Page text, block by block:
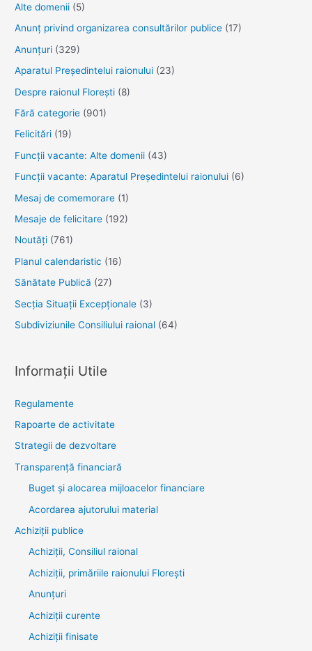
combatere
SIDA-
2025
cu
tema:
„Uniți
impact-
fortificarea
parteneriatelor
în
prevenirea
combaterea
HIV”
Alte domenii (5)
Anunţ privind organizarea consultărilor publice (17)
Anunţuri (329)
Aparatul Preşedintelui raionului (23)
Despre raionul Floreşti (8)
Fără categorie (901)
Felicitări (19)
Funcţii vacante: Alte domenii (43)
Funcții vacante: Aparatul Președintelui raionului (6)
Mesaj de comemorare (1)
Mesaje de felicitare (192)
Noutăţi (761)
Planul calendaristic (16)
Sănătate Publică (27)
Secția Situații Excepționale (3)
Subdiviziunile Consiliului raional (64)
Informații Utile
Regulamente
Rapoarte de activitate
Strategii de dezvoltare
Transparenţă financiară
Buget și alocarea mijloacelor financiare
Acordarea ajutorului material
Achiziţii publice
Achiziții, Consiliul raional
Achiziții, primăriile raionului Florești
Anunțuri
Achiziții curente
Achiziții finisate